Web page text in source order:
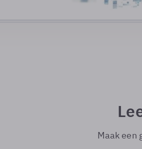
Maak een